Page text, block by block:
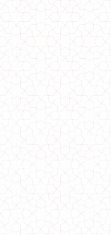
Спортивное